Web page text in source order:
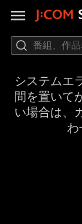
システムエ
間を置いて
い場合は、
わ